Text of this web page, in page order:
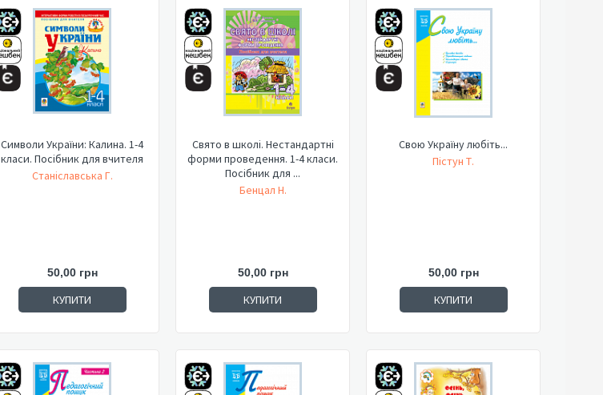
Символи України: Калина. 1-4
класи. Посібник для вчителя
Станіславська Г.
50,00 грн
КУПИТИ
Свято в школі. Нестандартні
форми проведення. 1-4 класи.
Посібник для ...
Бенцал Н.
50,00 грн
КУПИТИ
Свою Україну любіть...
Пістун Т.
50,00 грн
КУПИТИ